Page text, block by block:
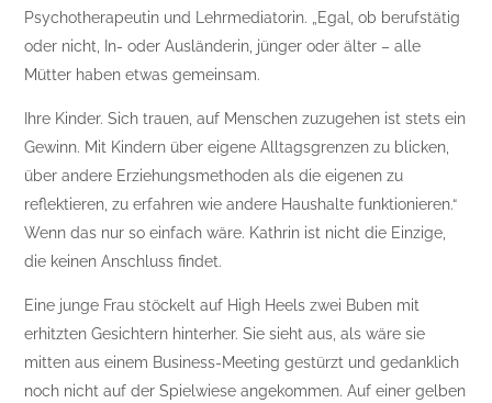
Psychotherapeutin und Lehrmediatorin. „Egal, ob berufstätig
oder nicht, In- oder Ausländerin, jünger oder älter – alle
Mütter haben etwas gemeinsam.
Ihre Kinder. Sich trauen, auf Menschen zuzugehen ist stets ein
Gewinn. Mit Kindern über eigene Alltagsgrenzen zu blicken,
über andere Erziehungsmethoden als die eigenen zu
reflektieren, zu erfahren wie andere Haushalte funktionieren.“
Wenn das nur so einfach wäre. Kathrin ist nicht die Einzige,
die keinen Anschluss findet.
Eine junge Frau stöckelt auf High Heels zwei Buben mit
erhitzten Gesichtern hinterher. Sie sieht aus, als wäre sie
mitten aus einem Business-Meeting gestürzt und gedanklich
noch nicht auf der Spielwiese angekommen. Auf einer gelben